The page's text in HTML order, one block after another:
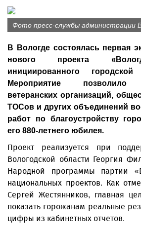
Фото пресс-службы администрации
В Вологде состоялась первая
нового проекта
инициированного городской
Мероприятие позволило
ветеранских организаций,
ТОСов и других объединений
работ по благоустройству
его 880-летнего юбилея.
Проект реализуется при
Вологодской области Георгия
Народной программы партии
национальных проектов. Как
Сергей Жестянников, главная
показать горожанам реальные
цифры из кабинетных отчетов.